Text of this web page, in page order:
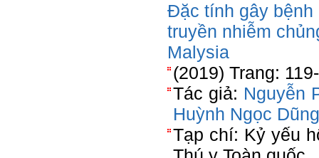
Đặc tính gây bệnh
truyền nhiễm
Malysia
(2019) Trang:
Tác giả: Nguyễn
Huỳnh Ngọc Dũng
Tạp chí: Kỷ yếu